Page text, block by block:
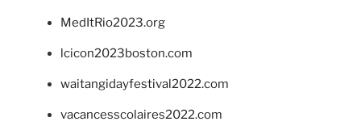
MedItRio2023.org
lcicon2023boston.com
waitangidayfestival2022.com
vacancesscolaires2022.com